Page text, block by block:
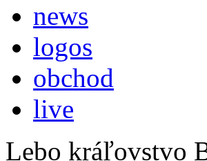
news
logos
obchod
live
Lebo kráľovstvo